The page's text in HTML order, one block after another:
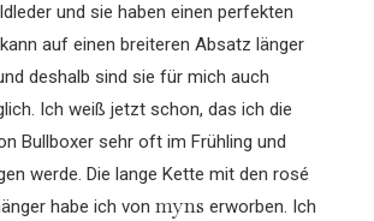
und sie haben einen perfekten
auf einen breiteren Absatz länger
deshalb sind sie für mich auch
Ich weiß jetzt schon, das ich die
Bullboxer sehr oft im Frühling und
werde. Die lange Kette mit den rosé
habe ich von myns erworben. Ich